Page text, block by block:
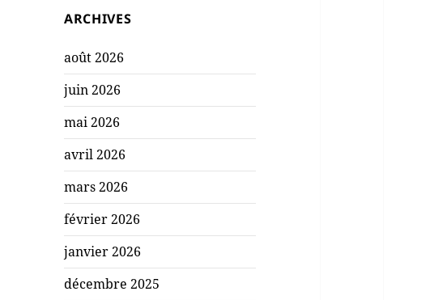
ARCHIVES
août 2026
juin 2026
mai 2026
avril 2026
mars 2026
février 2026
janvier 2026
décembre 2025